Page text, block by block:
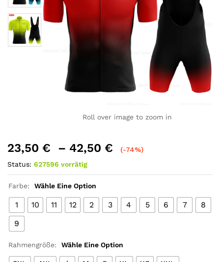
Roll over image to zoom in
23,50 € – 42,50 €
(-74%)
Status: 627596 vorrätig
Farbe: Wähle Eine Option
1 10 11 12 2 3 4 5 6 7
8
9
Rahmengröße: Wähle Eine Option